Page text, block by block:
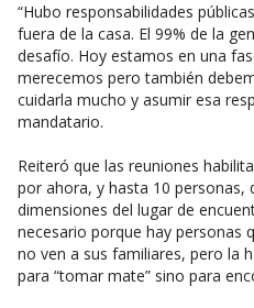
“Hubo responsabilidades
fuera de la casa. El 99% de la
desafío. Hoy estamos en una
merecemos pero también
cuidarla mucho y asumir esa
mandatario.
Reiteró que las reuniones
por ahora, y hasta 10 personas,
dimensiones del lugar de
necesario porque hay personas
no ven a sus familiares, pero la
para “tomar mate” sino para